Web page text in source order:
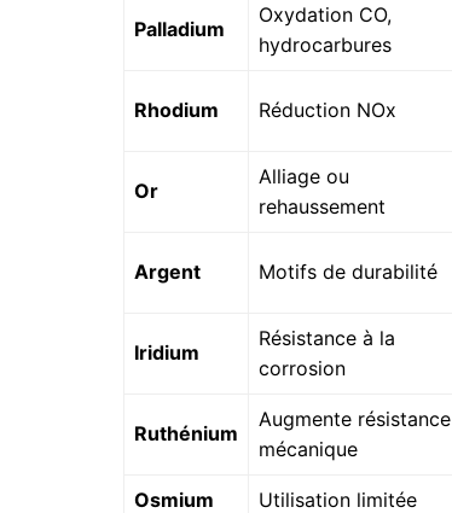
Palladium
Oxydation CO,
hydrocarbures
Rhodium Réduction NOx
Or
Alliage ou
rehaussement
Argent Motifs de durabilité
Iridium
Résistance à la
corrosion
Ruthénium
Augmente résistance
mécanique
Osmium Utilisation limitée